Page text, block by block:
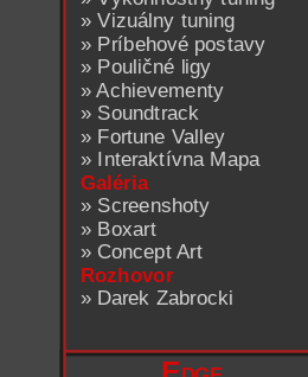
»Vizuálny tuning
» Príbehové postavy
» Pouličné ligy
»Achievementy
» Soundtrack
» Fortune Valley
» Interaktívna Mapa
Galéria
» Screenshoty
» Boxart
» Concept Art
Rozhovor
» Darek Zabrocki